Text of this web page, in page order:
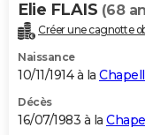
Elie FLAIS (68
Créer une cagnotte
Naissance
10/11/1914 à la
Décès
16/07/1983 à la